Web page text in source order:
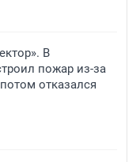
В
пожар из-за
отказался